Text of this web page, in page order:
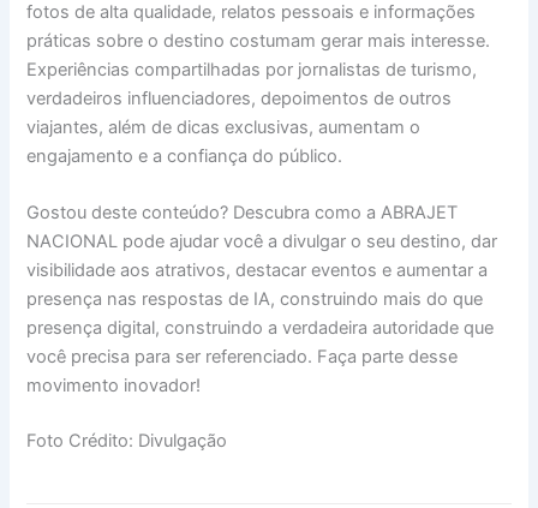
fotos de alta qualidade, relatos pessoais e informações
práticas sobre o destino costumam gerar mais interesse.
Experiências compartilhadas por jornalistas de turismo,
verdadeiros influenciadores, depoimentos de outros
viajantes, além de dicas exclusivas, aumentam o
engajamento e a confiança do público.
Gostou deste conteúdo? Descubra como a ABRAJET
NACIONAL pode ajudar você a divulgar o seu destino, dar
visibilidade aos atrativos, destacar eventos e aumentar a
presença nas respostas de IA, construindo mais do que
presença digital, construindo a verdadeira autoridade que
você precisa para ser referenciado. Faça parte desse
movimento inovador!
Foto Crédito: Divulgação